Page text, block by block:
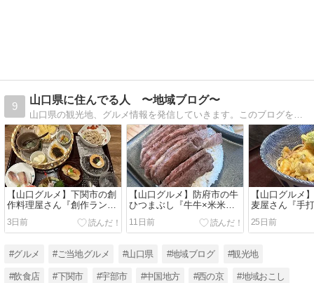
9
山口県に住んでる人 〜地域ブログ〜
山口県の観光地、グルメ情報を発信していきます。このブログを通して少しでも山口県に興味を持ってくれる人が増えればうれしいです。応援よろしくお願いします。
【山口グルメ】下関市の創
作料理屋さん『創作ランチ
と手打ちそば さくら庵』｜
10食限定のさくらランチ
3日前
【山口グルメ】防府市の牛
ひつまぶし『牛牛×米米』
｜瓦にのった黒毛和牛を三
通りで味わう贅沢な一皿
11日前
【山口グルメ
麦屋さん『手
く』｜石臼で
の手打ち蕎麦
25日前
#グルメ #ご当地グルメ #山口県 #地域ブログ #観光地
#飲食店 #下関市 #宇部市 #中国地方 #西の京 #地域おこし